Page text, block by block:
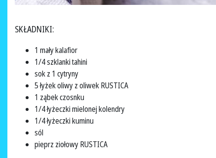
SKŁADNIKI:
1 mały kalafior
1/4 szklanki tahini
sok z 1 cytryny
5 łyżek oliwy z oliwek RUSTICA
1 ząbek czosnku
1/4 łyżeczki mielonej kolendry
1/4 łyżeczki kuminu
sól
pieprz ziołowy RUSTICA